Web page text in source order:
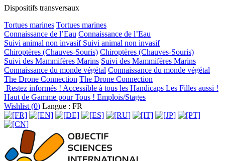
Dispositifs transversaux
Tortues marines Tortues marines
Connaissance de l’Eau Connaissance de l’Eau
Suivi animal non invasif Suivi animal non invasif
Chiroptères (Chauves-Souris) Chiroptères (Chauves-Souris)
Suivi des Mammifères Marins Suivi des Mammifères Marins
Connaissance du monde végétal Connaissance du monde végétal
The Drone Connection The Drone Connection
Restez informés ! Accessible à tous les Handicaps Les Filles aussi !
Haut de Gamme pour Tous ! Emplois/Stages
Wishlist (0) Langue : FR